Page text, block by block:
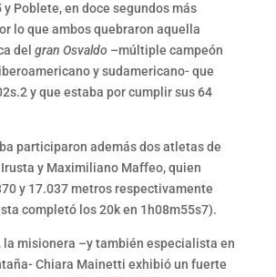
y Poblete, en doce segundos más
lo que ambos quebraron aquella
del gran Osvaldo –múltiple campeón
y sudamericano- que
y que estaba por cumplir sus 64
además dos atletas de
Irusta y Maximiliano Maffeo, quien
y 17.037 metros respectivamente
completó los 20k en 1h08m55s7).
–y también especialista en
Chiara Mainetti exhibió un fuerte